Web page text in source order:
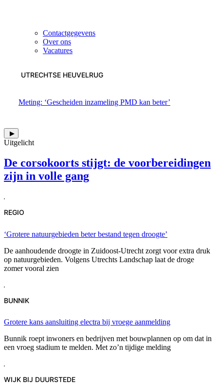
Contactgegevens
Over ons
Vacatures
UTRECHTSE HEUVELRUG
Meting: ‘Gescheiden inzameling PMD kan beter’
▶
Uitgelicht
De corsokoorts stijgt: de voorbereidingen
zijn in volle gang
REGIO
‘Grotere natuurgebieden beter bestand tegen droogte’
De aanhoudende droogte in Zuidoost-Utrecht zorgt voor extra druk
op natuurgebieden. Volgens Utrechts Landschap laat de droge
zomer vooral zien
BUNNIK
Grotere kans aansluiting electra bij vroege aanmelding
Bunnik roept inwoners en bedrijven met bouwplannen op om dat in
een vroeg stadium te melden. Met zo’n tijdige melding
WIJK BIJ DUURSTEDE